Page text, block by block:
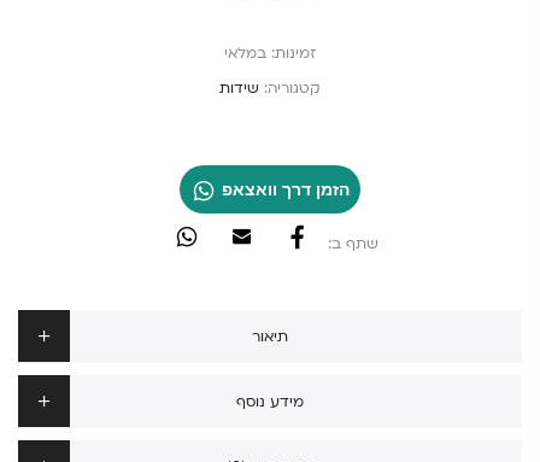
זמינות: במלאי
קטגוריה: שידות
הזמן דרך וואצאפ
שתף ב:
תיאור
מידע נוסף